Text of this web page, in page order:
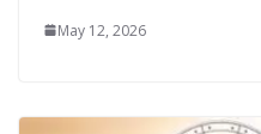
May 12, 2026